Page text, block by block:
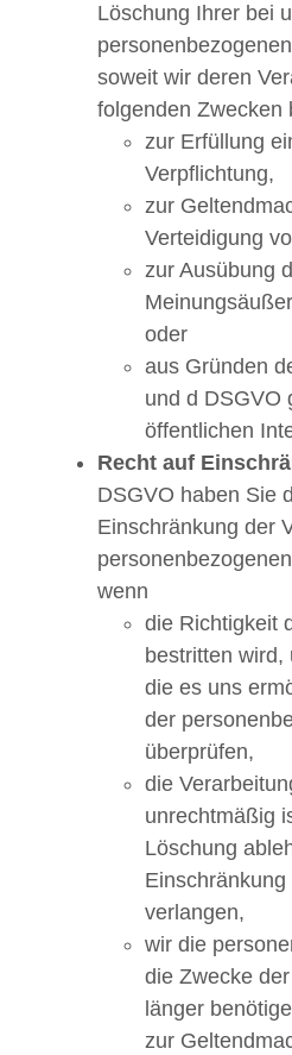
Löschung Ihrer bei
soweit wir deren
folgenden Zwecken
zur Erfüllung
Verpflichtung,
zur
Verteidigung
zur Ausübung
oder
aus Gründen
und d DSGVO
öffentlichen
Recht auf
DSGVO haben Sie
Einschränkung der
wenn
die Richtigkeit
bestritten wird,
die es uns
der
überprüfen,
die
unrechtmäßig
Löschung
verlangen,
wir die
die Zwecke
länger
zur